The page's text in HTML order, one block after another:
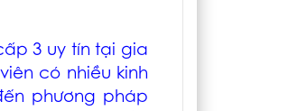
3 uy tín tại gia
có nhiều kinh
phương pháp